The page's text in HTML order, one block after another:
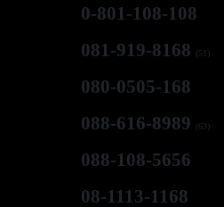
0-801-108-108
081-919-8168 (51)
080-0505-168
088-616-8989 (63)
088-108-5656
08-1113-1168